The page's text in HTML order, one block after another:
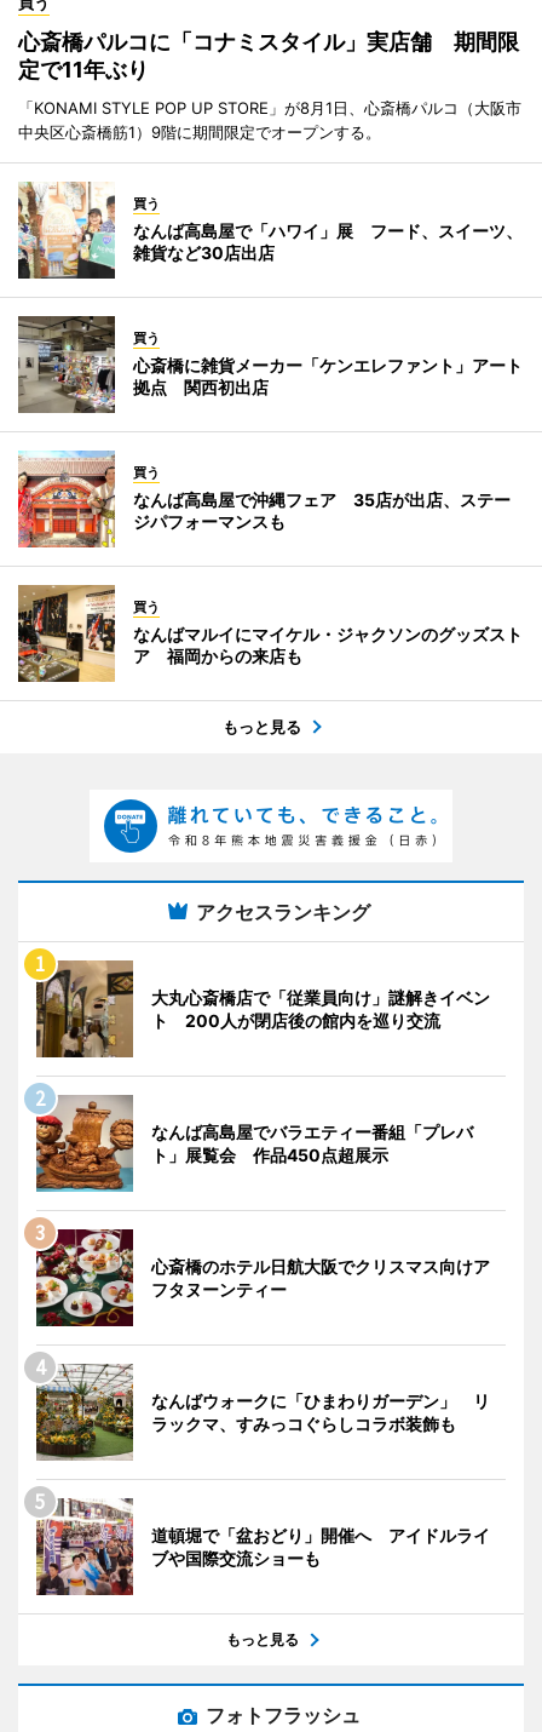
心斎橋パルコに「コナミスタイル」実店舗 期間限
定で11年ぶり
「KONAMI STYLE POP UP STORE」が8月1日、心斎橋パルコ（大阪市
中央区心斎橋筋1）9階に期間限定でオープンする。
買う
なんば高島屋で「ハワイ」展 フード、スイーツ、
雑貨など30店出店
買う
心斎橋に雑貨メーカー「ケンエレファント」アート
拠点 関西初出店
買う
なんば高島屋で沖縄フェア 35店が出店、ステー
ジパフォーマンスも
買う
なんばマルイにマイケル・ジャクソンのグッズスト
ア 福岡からの来店も
もっと見る
アクセスランキング
大丸心斎橋店で「従業員向け」謎解きイベン
ト 200人が閉店後の館内を巡り交流
なんば高島屋でバラエティー番組「プレバ
ト」展覧会 作品450点超展示
心斎橋のホテル日航大阪でクリスマス向けア
フタヌーンティー
なんばウォークに「ひまわりガーデン」 リ
ラックマ、すみっコぐらしコラボ装飾も
道頓堀で「盆おどり」開催へ アイドルライ
ブや国際交流ショーも
もっと見る
フォトフラッシュ